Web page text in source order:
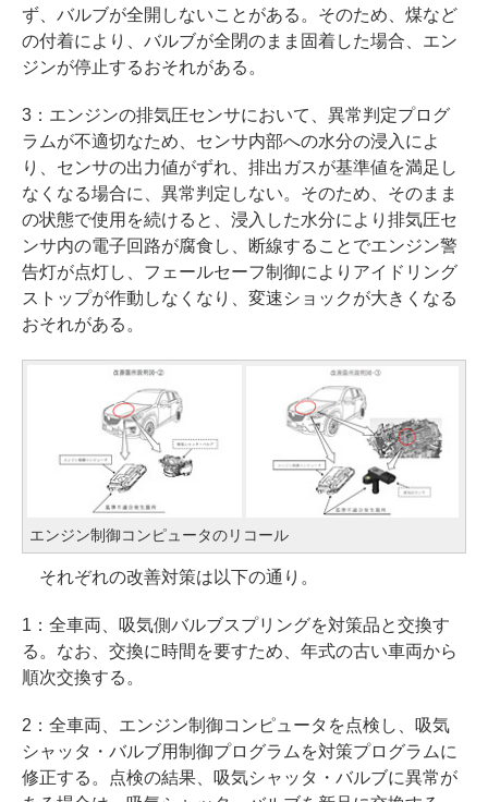
ず、バルブが全開しないことがある。そのため、煤など
の付着により、バルブが全閉のまま固着した場合、エン
ジンが停止するおそれがある。
3：エンジンの排気圧センサにおいて、異常判定プログ
ラムが不適切なため、センサ内部への水分の浸入によ
り、センサの出力値がずれ、排出ガスが基準値を満足し
なくなる場合に、異常判定しない。そのため、そのまま
の状態で使用を続けると、浸入した水分により排気圧セ
ンサ内の電子回路が腐食し、断線することでエンジン警
告灯が点灯し、フェールセーフ制御によりアイドリング
ストップが作動しなくなり、変速ショックが大きくなる
おそれがある。
エンジン制御コンピュータのリコール
それぞれの改善対策は以下の通り。
1：全車両、吸気側バルブスプリングを対策品と交換す
る。なお、交換に時間を要すため、年式の古い車両から
順次交換する。
2：全車両、エンジン制御コンピュータを点検し、吸気
シャッタ・バルブ用制御プログラムを対策プログラムに
修正する。点検の結果、吸気シャッタ・バルブに異常が